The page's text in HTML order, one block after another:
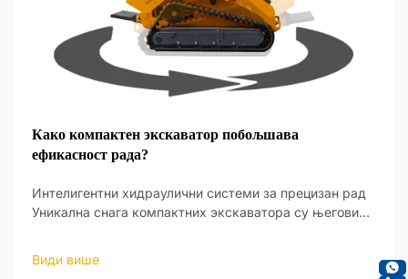
Како компактен экскаватор побољшава
ефикасност рада?
Интелигентни хидраулични системи за прецизан рад
Уникална снага компактних экскаватора су његови
дизајнирани да реагују на улаз оператера и да праве
Види више